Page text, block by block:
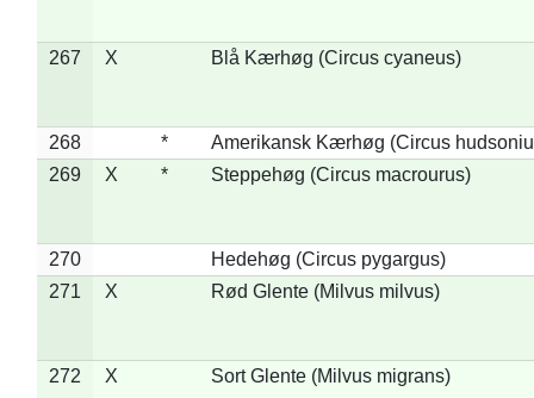
267 X Blå Kærhøg (Circus cyaneus)
268 *
Amerikansk Kærhøg (Circus
269
X * Steppehøg (Circus macrourus)
270
Hedehøg (Circus pygargus)
271
X Rød Glente (Milvus milvus)
272 X Sort Glente (Milvus migrans)